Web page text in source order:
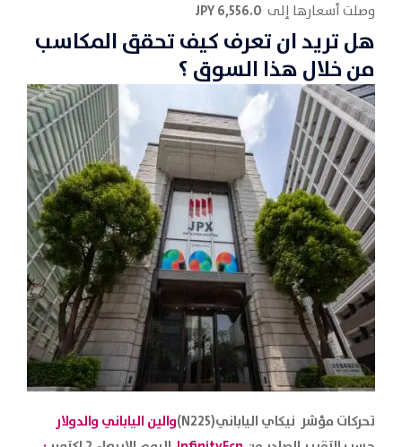
وصلت أسعارها إلى
هل تريد ان تعرف كيف تحقق المكاسب
من خلال هذا السوق ؟
تحركات مؤشر نيكاي الياباني(N225)
والين الياباني والدولار